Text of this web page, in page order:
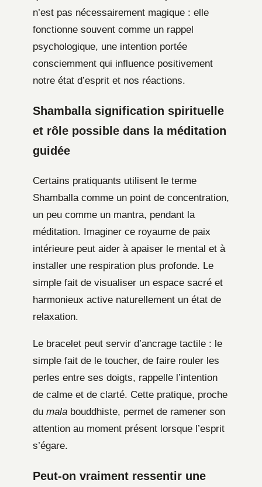
n’est pas nécessairement magique : elle
fonctionne souvent comme un rappel
psychologique, une intention portée
consciemment qui influence positivement
notre état d’esprit et nos réactions.
Shamballa signification spirituelle
et rôle possible dans la méditation
guidée
Certains pratiquants utilisent le terme
Shamballa comme un point de concentration,
un peu comme un mantra, pendant la
méditation. Imaginer ce royaume de paix
intérieure peut aider à apaiser le mental et à
installer une respiration plus profonde. Le
simple fait de visualiser un espace sacré et
harmonieux active naturellement un état de
relaxation.
Le bracelet peut servir d’ancrage tactile : le
simple fait de le toucher, de faire rouler les
perles entre ses doigts, rappelle l’intention
de calme et de clarté. Cette pratique, proche
du mala bouddhiste, permet de ramener son
attention au moment présent lorsque l’esprit
s’égare.
Peut-on vraiment ressentir une